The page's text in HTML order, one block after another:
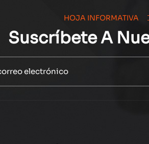
HOJA INFORMATIVA
Suscríbete A